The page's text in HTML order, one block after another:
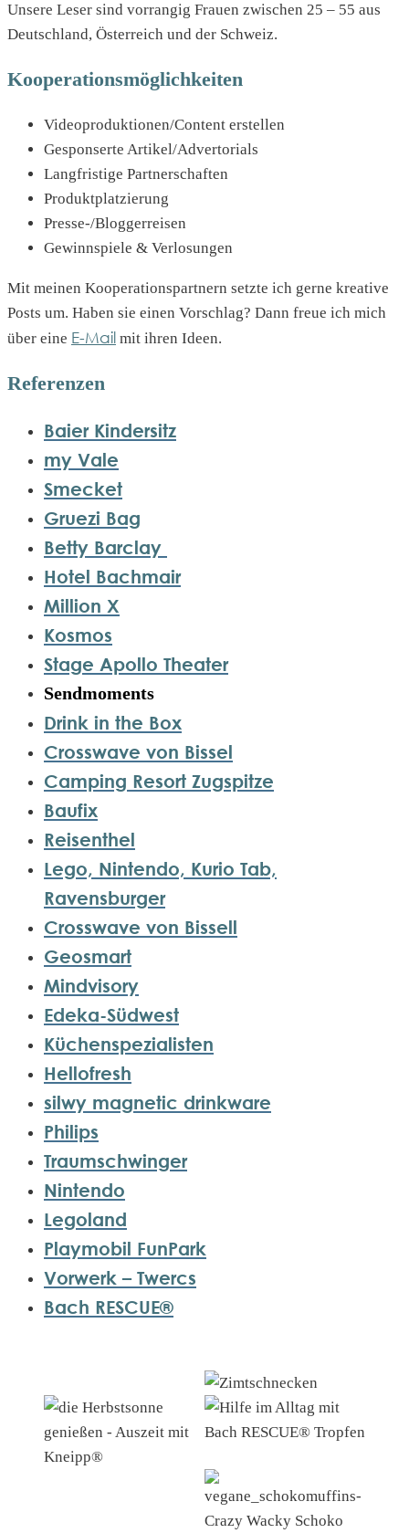
Unsere Leser sind vorrangig Frauen zwischen 25 – 55 aus
Deutschland, Österreich und der Schweiz.
Kooperationsmöglichkeiten
Videoproduktionen/Content erstellen
Gesponserte Artikel/Advertorials
Langfristige Partnerschaften
Produktplatzierung
Presse-/Bloggerreisen
Gewinnspiele & Verlosungen
Mit meinen Kooperationspartnern setzte ich gerne kreative
Posts um. Haben sie einen Vorschlag? Dann freue ich mich
über eine E-Mail mit ihren Ideen.
Referenzen
Baier Kindersitz
my Vale
Smecket
Gruezi Bag
Betty Barclay
Hotel Bachmair
Million X
Kosmos
Stage Apollo Theater
Sendmoments
Drink in the Box
Crosswave von Bissel
Camping Resort Zugspitze
Baufix
Reisenthel
Lego, Nintendo, Kurio Tab,
Ravensburger
Crosswave von Bissell
Geosmart
Mindvisory
Edeka-Südwest
Küchenspezialisten
Hellofresh
silwy magnetic drinkware
Philips
Traumschwinger
Nintendo
Legoland
Playmobil FunPark
Vorwerk – Twercs
Bach RESCUE®